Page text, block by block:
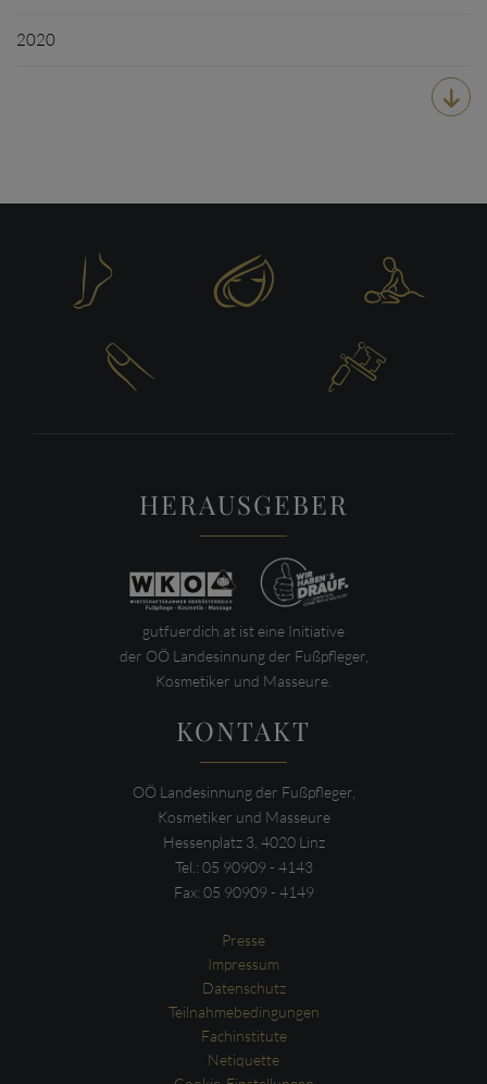
2020

 



HERAUSGEBER
gutfuerdich.at ist eine Initiative
der OÖ Landesinnung der Fußpfleger,
Kosmetiker und Masseure.
KONTAKT
OÖ Landesinnung der Fußpfleger,
Kosmetiker und Masseure
Hessenplatz 3, 4020 Linz
Tel.: 05 90909 - 4143
Fax: 05 90909 - 4149
Presse
Impressum
Datenschutz
Teilnahmebedingungen
Fachinstitute
Netiquette